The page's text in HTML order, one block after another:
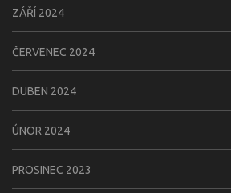
ZÁŘÍ 2024
ČERVENEC 2024
DUBEN 2024
ÚNOR 2024
PROSINEC 2023